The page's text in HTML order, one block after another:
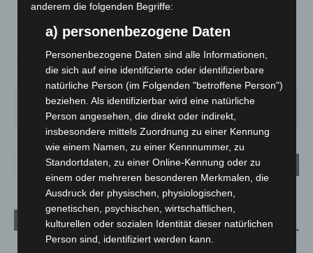
17°
16.6
66% 2.7m/s 4%
SO.
34°
MO.
29°
DI.
23°
MI.
26°
Aktuelle Beiträge
Kunst trifft Weingenuss: Barbara-Susann Mehring zeigt ihre
anderem die folgenden Begriffe:
a) personenbezogene Daten
Personenbezogene Daten sind alle Informationen,
die sich auf eine identifizierte oder identifizierbare
natürliche Person (im Folgenden "betroffene Person")
beziehen. Als identifizierbar wird eine natürliche
Person angesehen, die direkt oder indirekt,
insbesondere mittels Zuordnung zu einer Kennung
wie einem Namen, zu einer Kennnummer, zu
Standortdaten, zu einer Online-Kennung oder zu
einem oder mehreren besonderen Merkmalen, die
Ausdruck der physischen, physiologischen,
genetischen, psychischen, wirtschaftlichen,
kulturellen oder sozialen Identität dieser natürlichen
Person sind, identifiziert werden kann.